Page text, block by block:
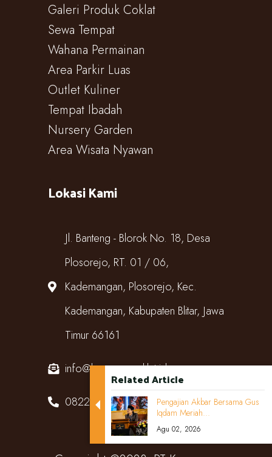
Related Article
Pengajian Akbar Bersama Gus
Iqdam Meriah...
Agu 02, 2026
Galeri Produk Coklat
Sewa Tempat
Wahana Permainan
Area Parkir Luas
Outlet Kuliner
Tempat Ibadah
Nursery Garden
Area Wisata Nyawan
Lokasi Kami
Jl. Banteng - Blorok No. 18, Desa
Plosorejo, RT. 01 / 06,
Kademangan, Plosorejo, Kec.
Kademangan, Kabupaten Blitar, Jawa
Timur 66161
info@kampungcoklat.id
082220567818